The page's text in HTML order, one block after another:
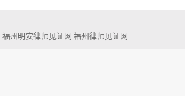
福州明安律师见证网 福州律师见证网